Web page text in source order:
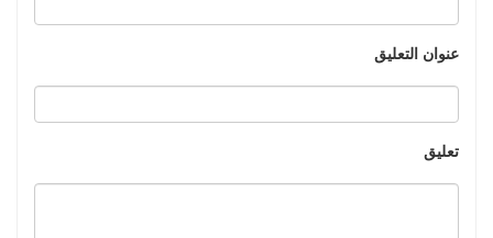
عنوان التعليق
تعليق